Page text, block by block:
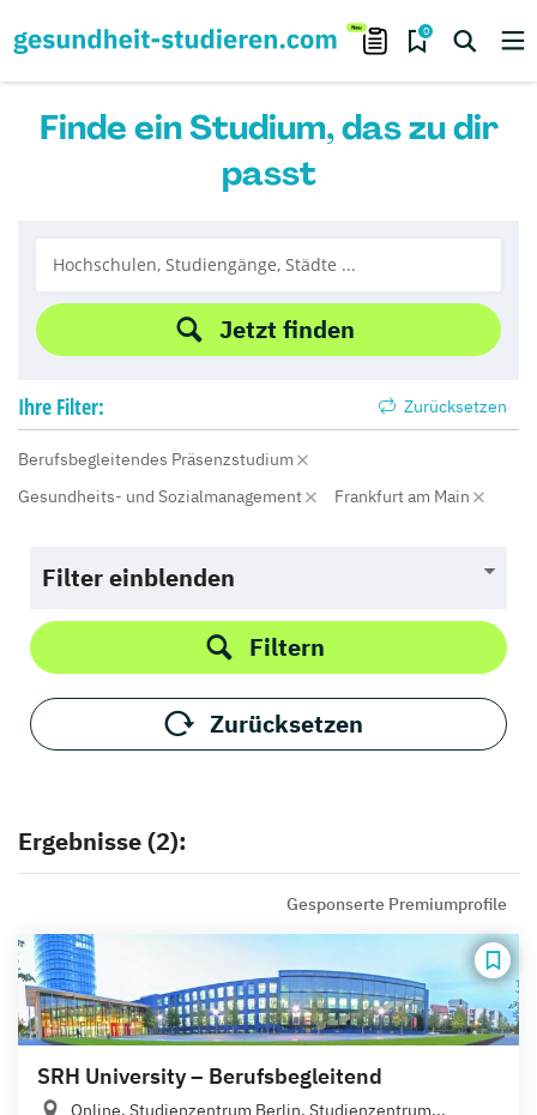
0
Finde ein Studium, das zu dir
passt
Jetzt finden
Ihre Filter: Zurücksetzen
Berufsbegleitendes Präsenzstudium
Gesundheits- und Sozialmanagement
Frankfurt am Main
Filter einblenden
Filtern
Zurücksetzen
Ergebnisse (2):
Gesponserte Premiumprofile
SRH University – Berufsbegleitend
Online, Studienzentrum Berlin, Studienzentrum...